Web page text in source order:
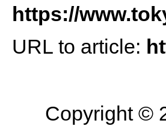
https://
URL to article:
Copyright ©